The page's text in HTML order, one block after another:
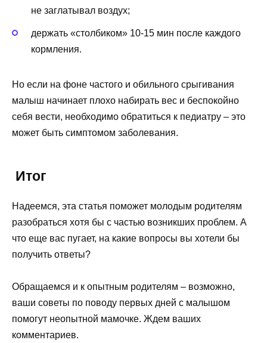
не заглатывал воздух;
держать «столбиком» 10-15 мин после каждого
кормления.
Но если на фоне частого и обильного срыгивания
малыш начинает плохо набирать вес и беспокойно
себя вести, необходимо обратиться к педиатру – это
может быть симптомом заболевания.
Итог
Надеемся, эта статья поможет молодым родителям
разобраться хотя бы с частью возникших проблем. А
что еще вас пугает, на какие вопросы вы хотели бы
получить ответы?
Обращаемся и к опытным родителям – возможно,
ваши советы по поводу первых дней с малышом
помогут неопытной мамочке. Ждем ваших
комментариев.